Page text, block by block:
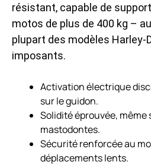
résistant, capable de
motos de plus de 400 kg –
plupart des modèles Harley-
imposants.
Activation électrique
sur le guidon.
Solidité éprouvée, même
mastodontes.
Sécurité renforcée au
déplacements lents.